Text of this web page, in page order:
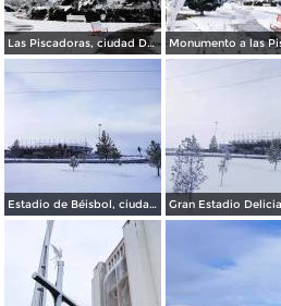
Las Piscadoras, ciudad Delicias.
Estadio de Béisbol, ciudad Delicias.